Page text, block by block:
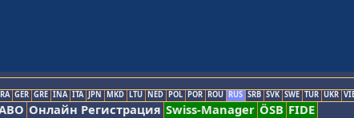
GER GRE INA ITA JPN MKD LTU NED POL POR ROU RUS SRB SVK SWE TUR UKR
Онлайн Регистрация Swiss-Manager ÖSB FIDE